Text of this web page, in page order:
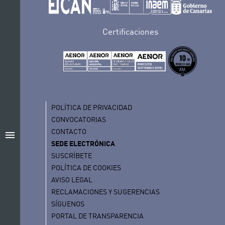
menu
Certificaciones
POLÍTICA DE PRIVACIDAD
CONVOCATORIAS
CONTACTO
SEDE ELECTRÓNICA
SUSCRÍBETE
POLÍTICA DE COOKIES
AVISO LEGAL
RECLAMACIONES Y SUGERENCIAS
SÍGUENOS
PORTAL DE TRANSPARENCIA